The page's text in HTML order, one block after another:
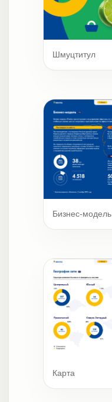
Шмуцтитул
Бизнес-модель
Карта